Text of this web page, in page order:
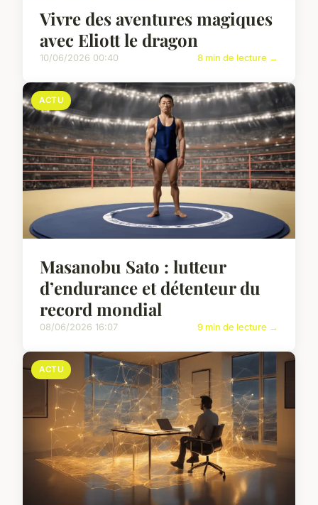
Vivre des aventures magiques
avec Eliott le dragon
10/06/2026 00:40 8 min de lecture →
ACTU
Masanobu Sato : lutteur
d’endurance et détenteur du
record mondial
08/06/2026 16:07 9 min de lecture →
ACTU